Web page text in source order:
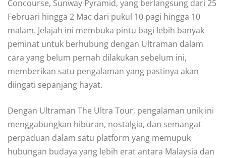
Concourse, Sunway Pyramid, yang berlangsung dari 25
Februari hingga 2 Mac dari pukul 10 pagi hingga 10
malam. Jelajah ini membuka pintu bagi lebih banyak
peminat untuk berhubung dengan Ultraman dalam
cara yang belum pernah dilakukan sebelum ini,
memberikan satu pengalaman yang pastinya akan
diingati sepanjang hayat.
Dengan Ultraman The Ultra Tour, pengalaman unik ini
menggabungkan hiburan, nostalgia, dan semangat
perpaduan dalam satu platform yang memupuk
hubungan budaya yang lebih erat antara Malaysia dan